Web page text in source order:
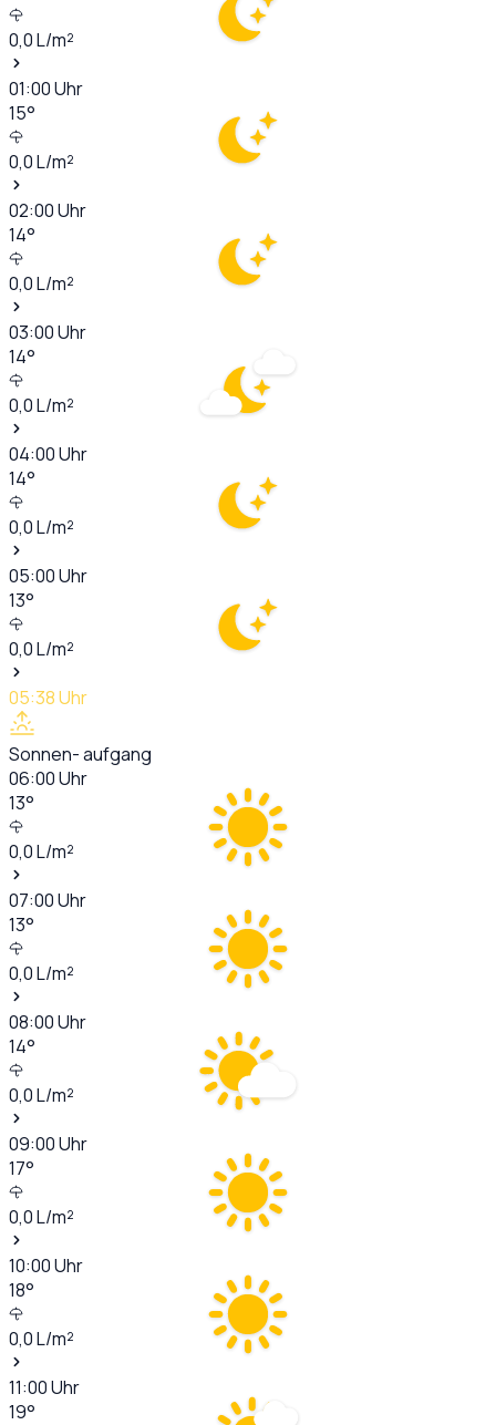
0,0L/m²
01:00Uhr
15°
0,0L/m²
02:00Uhr
14°
0,0L/m²
03:00Uhr
14°
0,0L/m²
04:00Uhr
14°
0,0L/m²
05:00Uhr
13°
0,0L/m²
05:38Uhr
Sonnen- aufgang
06:00Uhr
13°
0,0L/m²
07:00Uhr
13°
0,0L/m²
08:00Uhr
14°
0,0L/m²
09:00Uhr
17°
0,0L/m²
10:00Uhr
18°
0,0L/m²
11:00Uhr
19°